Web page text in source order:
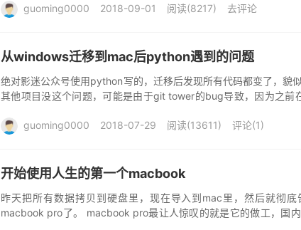
guoming0000 2018-09-01 阅读(8217) 去评论
从windows迁移到mac后python遇到的问题
绝对影迷公众号使用python写的，迁移后发现所有代码都变了，貌
其他项目没这个问题，可能是由于git tower的bug导致，因为之前
guoming0000 2018-07-29 阅读(13611) 评论(1)
开始使用人生的第一个macbook
昨天把所有数据拷贝到硬盘里，现在导入到mac里，然后就彻
macbook pro了。 macbook pro最让人惊叹的就是它的做工，国